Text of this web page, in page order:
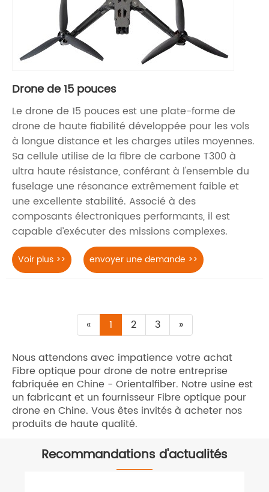
Drone de 15 pouces
Le drone de 15 pouces est une plate-forme de
drone de haute fiabilité développée pour les vols
à longue distance et les charges utiles moyennes.
Sa cellule utilise de la fibre de carbone T300 à
ultra haute résistance, conférant à l'ensemble du
fuselage une résonance extrêmement faible et
une excellente stabilité. Associé à des
composants électroniques performants, il est
capable d’exécuter des missions complexes.
Voir plus >> envoyer une demande >>
« 1 2 3 »
Nous attendons avec impatience votre achat
Fibre optique pour drone de notre entreprise
fabriquée en Chine - Orientalfiber. Notre usine est
un fabricant et un fournisseur Fibre optique pour
drone en Chine. Vous êtes invités à acheter nos
produits de haute qualité.
Recommandations d'actualités